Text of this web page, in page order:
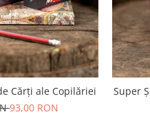
Cărți ale Copilăriei
93,00 RON
Super